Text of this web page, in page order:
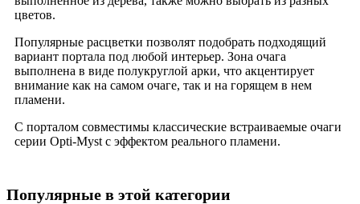
цветов.
Популярные расцветки позволят подобрать подходящий
вариант портала под любой интерьер. Зона очага
выполнена в виде полукруглой арки, что акцентирует
внимание как на самом очаге, так и на горящем в нем
пламени.
С порталом совместимы классические встраиваемые очаги
серии Opti-Myst с эффектом реального пламени.
Популярные в этой категории